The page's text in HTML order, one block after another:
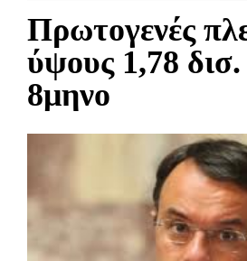
Πρωτογενές
ύψους 1,78
8μηνο